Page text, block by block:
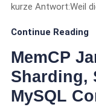
kurze Antwort:Weil
Continue Reading
MemCP
Sharding,
MySQL